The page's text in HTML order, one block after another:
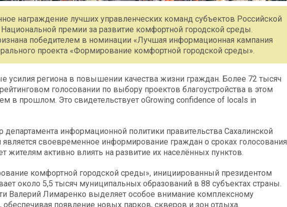
награждение лучших управленческих команд субъектов Российской
премии за развитие комфортной городской среды.
победителем в номинации «Лучшая информационная кампания
проекта «Формирование комфортной городской среды».
усилия региона в повышении качества жизни граждан. Более 72 тысяч
голосовании по выбору проектов благоустройства в этом
в прошлом. Это свидетельствует оGrowing confidence of locals in
департамента информационной политики правительства Сахалинской
своевременное информирование граждан о сроках голосования
жителям активно влиять на развитие их населённых пунктов.
комфортной городской среды», инициированный президентом
около 5,5 тысяч муниципальных образований в 88 субъектах страны.
Валерий Лимаренко выделяет особое внимание комплексному
обеспечивая появление новых парков, скверов и зон отдыха.